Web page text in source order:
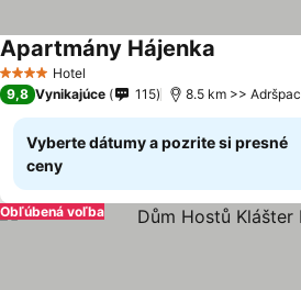
4 Počet hviezdičiek
Hotel
Apartmány Hájenka
9,8 Vynikajúce 115 8.5 km >>
Vyberte dátumy a pozrite si presné
ceny
Obľúbená voľba